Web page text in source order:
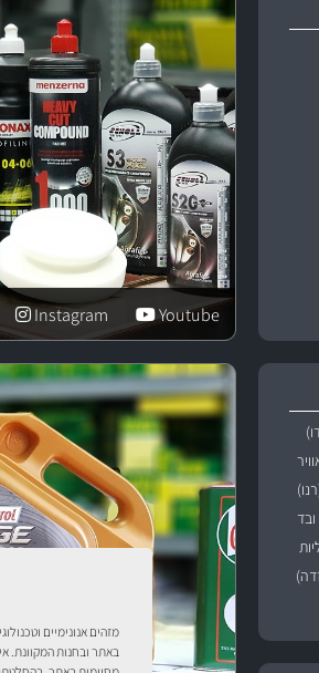
מזהים אנונימיים
באתר ובחנות המקוונת.
Youtube
Instagram
ובד